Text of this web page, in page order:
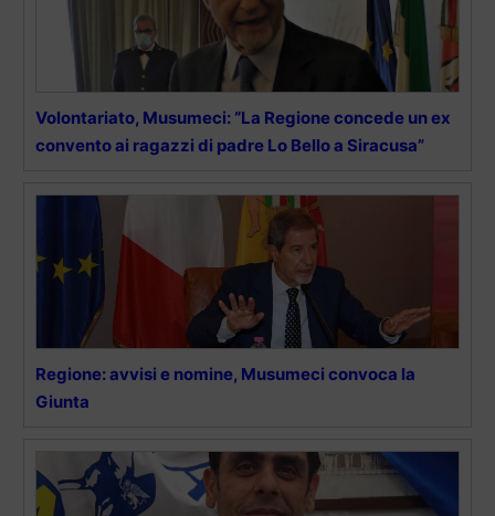
Volontariato, Musumeci: “La Regione concede un ex
convento ai ragazzi di padre Lo Bello a Siracusa”
Regione: avvisi e nomine, Musumeci convoca la
Giunta